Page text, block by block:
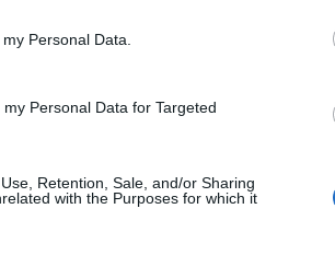
Personal Data.
Personal Data for Targeted
Retention, Sale, and/or Sharing
with the Purposes for which it